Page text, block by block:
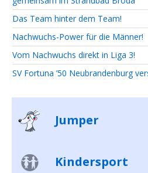
Das Team hinter dem Team!
Nachwuchs-Power für die Männer!
Vom Nachwuchs direkt in Liga 3!
SV Fortuna ’50 Neubrandenburg
Jumper
Kindersport